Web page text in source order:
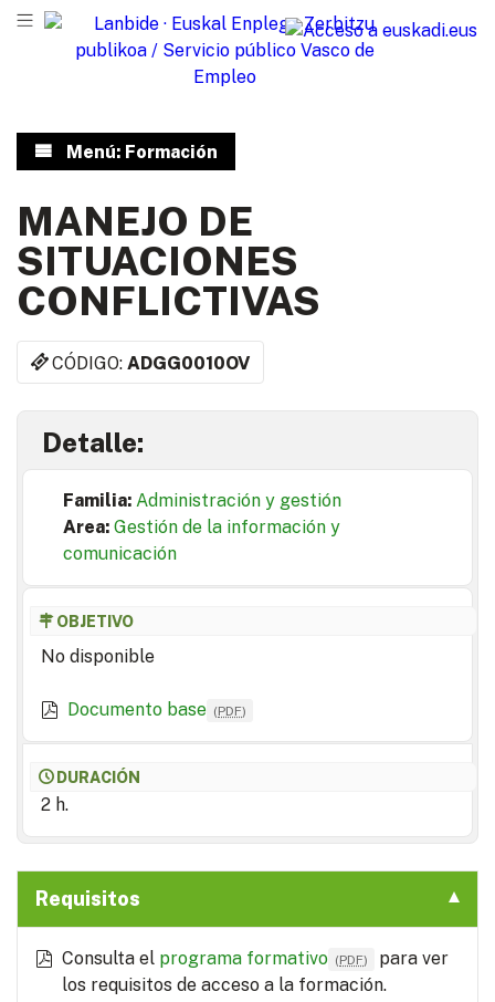
Menú: Formación
MANEJO DE
SITUACIONES
CONFLICTIVAS
CÓDIGO:ADGG0010OV
Detalle:
Familia: Administración y gestión
Area: Gestión de la información y
comunicación
OBJETIVO
No disponible
Documento base (PDF)
DURACIÓN
2 h.
Requisitos
Consulta el programa formativo (PDF)
para ver
los requisitos de acceso a la formación.